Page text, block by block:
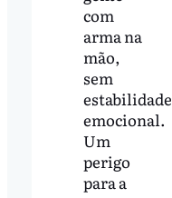
com
arma na
mão,
sem
estabilidade
emocional.
Um
perigo
para a